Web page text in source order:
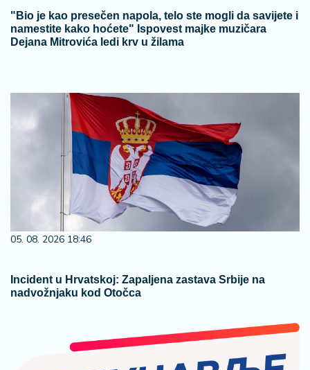
"Bio je kao presečen napola, telo ste mogli da savijete i
namestite kako hoćete" Ispovest majke muzičara
Dejana Mitrovića ledi krv u žilama
05. 08. 2026 18:46
Incident u Hrvatskoj: Zapaljena zastava Srbije na
nadvožnjaku kod Otočca